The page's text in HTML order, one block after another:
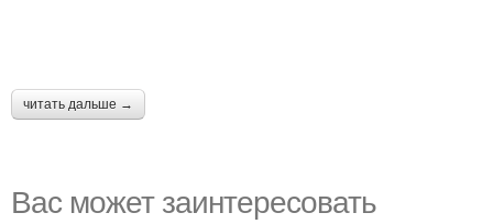
читать дальше →
Вас может заинтересовать